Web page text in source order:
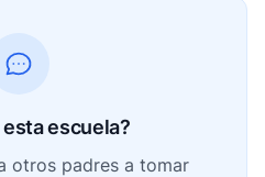
escuela?
otros padres a tomar